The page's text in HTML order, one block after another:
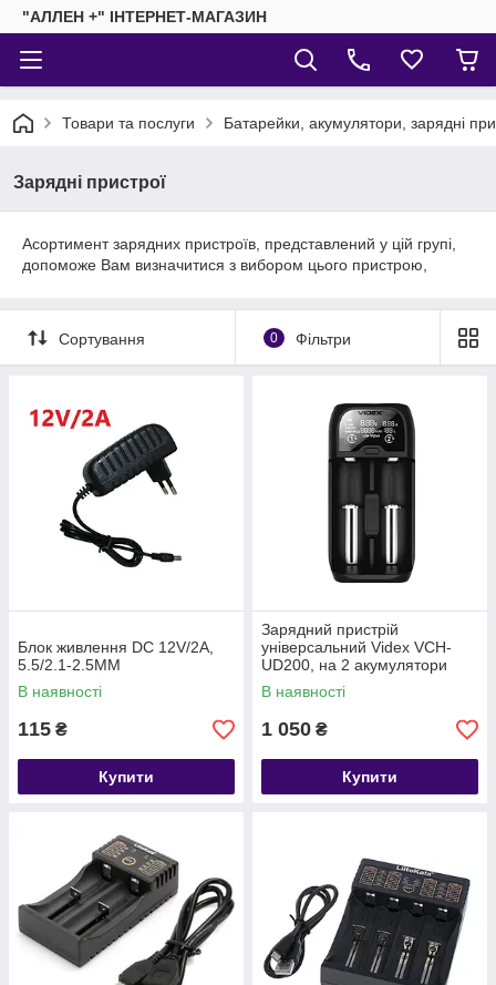
"АЛЛЕН +" ІНТЕРНЕТ-МАГАЗИН
Товари та послуги Батарейки, акумулятори, зарядні
Зарядні пристрої
Асортимент зарядних пристроїв, представлений у цій групі,
допоможе Вам визначитися з вибором цього пристрою,
Сортування 0 Фільтри
Блок живлення DC 12V/2A,
5.5/2.1-2.5MM
В наявності
115 ₴
Купити
Зарядний пристрій
універсальний Videx VCH-
UD200, на 2 акумулятори
В наявності
1 050 ₴
Купити